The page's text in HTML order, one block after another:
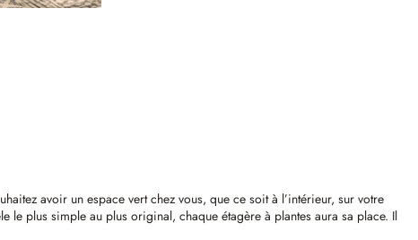
avoir un espace vert chez vous, que ce soit à l’intérieur, sur votre
le plus simple au plus original, chaque étagère à plantes aura sa place. Il